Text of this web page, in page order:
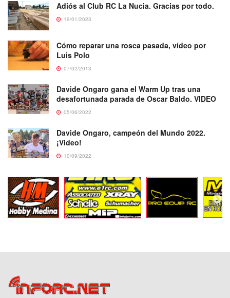
Adiós al Club RC La Nucia. Gracias por todo.
19/01/2023
Cómo reparar una rosca pasada, vídeo por
Luis Polo
07/02/2013
Davide Ongaro gana el Warm Up tras una
desafortunada parada de Oscar Baldo. VIDEO
05/06/2022
Davide Ongaro, campeón del Mundo 2022.
¡Video!
10/09/2022